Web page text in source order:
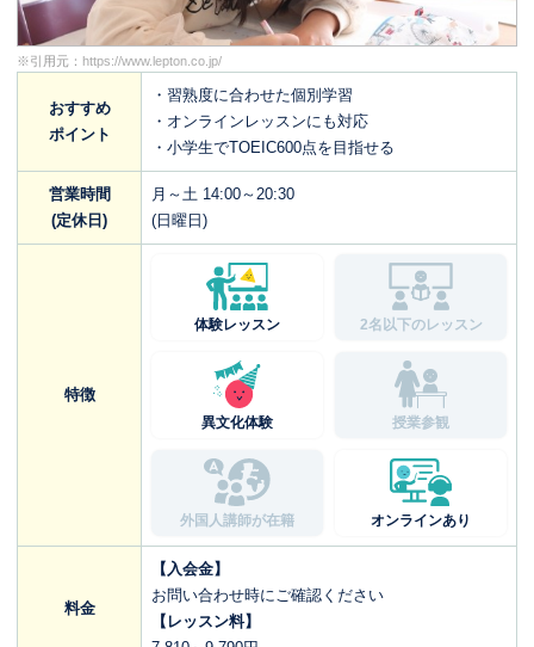
※引用元： https://www.lepton.co.jp/
おすすめ
ポイント
・習熟度に合わせた個別学習
・オンラインレッスンにも対応
・小学生でTOEIC600点を目指せる
営業時間
(定休日)
月～土 14:00～20:30
(日曜日)
特徴
体験レッスン 2名以下のレッスン
異文化体験 授業参観
外国人講師が在籍 オンラインあり
料金
【入会金】
お問い合わせ時にご確認ください
【レッスン料】